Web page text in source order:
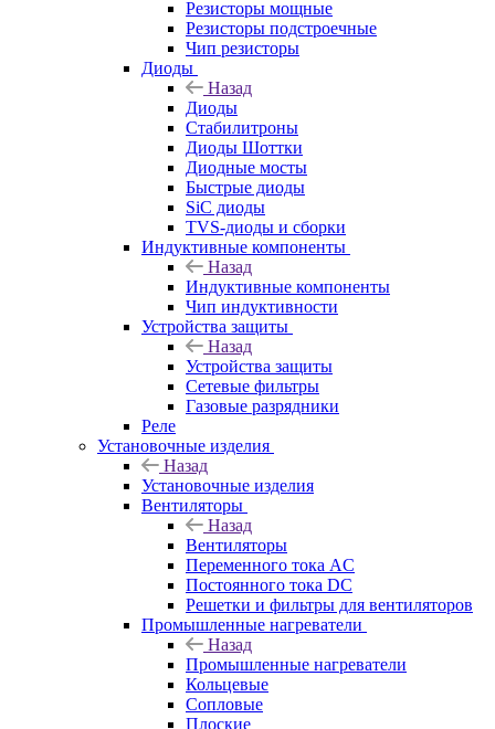
Резисторы мощные
Резисторы подстроечные
Чип резисторы
Диоды
Назад
Диоды
Стабилитроны
Диоды Шоттки
Диодные мосты
Быстрые диоды
SiC диоды
TVS-диоды и сборки
Индуктивные компоненты
Назад
Индуктивные компоненты
Чип индуктивности
Устройства защиты
Назад
Устройства защиты
Сетевые фильтры
Газовые разрядники
Реле
Установочные изделия
Назад
Установочные изделия
Вентиляторы
Назад
Вентиляторы
Переменного тока AC
Постоянного тока DC
Решетки и фильтры для вентиляторов
Промышленные нагреватели
Назад
Промышленные нагреватели
Кольцевые
Сопловые
Плоские